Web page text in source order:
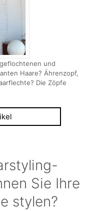
und
Haare? Ährenzopf,
Die Zöpfe
Sie Ihre
stylen?